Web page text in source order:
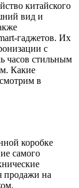
китайского
вид и
гаджетов. Их
с
часов стильным
Какие
в
коробке
самого
продажи на